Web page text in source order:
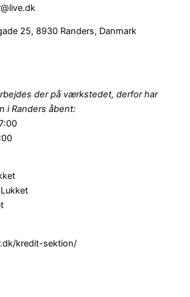
25, 8930 Randers, Danmark
der på værkstedet, derfor har
i Randers åbent:
Lukket
kredit-sektion/